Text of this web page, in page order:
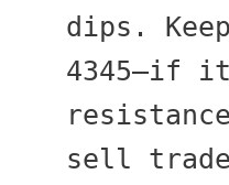
dips.
4345—if
sell